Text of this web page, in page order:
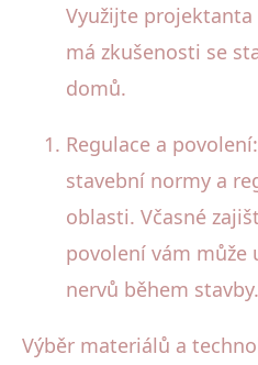
Využijte
má zkušenosti se
domů.
Regulace a
stavební normy a
oblasti. Včasné
povolení vám může
nervů během stavby.
Výběr materiálů a